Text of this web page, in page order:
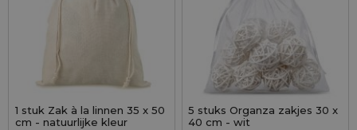
1 stuk Zak à la linnen 35 x 50
cm - natuurlijke kleur
5 stuks Organza zakjes 30 x
40 cm - wit